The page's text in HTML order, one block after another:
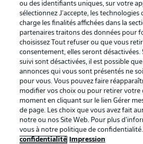
La publicité
Mentions Légales
Déclaration de
confidentialité
Travaux
Impression
ou des identifiants uniques, sur votre
sélectionnez J'accepte, les
charge les finalités affichées dans la
partenaires traitons des données pour
choisissez Tout refuser ou que vous
consentement, elles seront désactivées.
suivi sont désactivées, il est possible
annonces qui vous sont présentés ne
pour vous. Vous pouvez faire
modifier vos choix ou pour retirer
moment en cliquant sur le lien Gérer
de page. Les choix que vous avez fait
notre ou nos Site Web. Pour plus
vous à notre politique de confidentialité.
confidentialité
Impression